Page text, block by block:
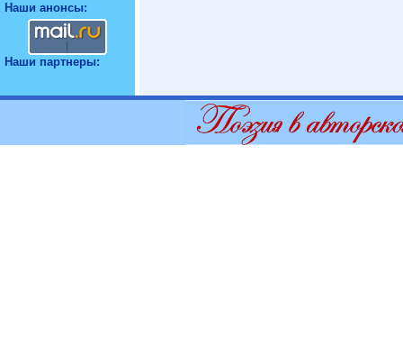
Наши анонсы:
Наши партнеры: